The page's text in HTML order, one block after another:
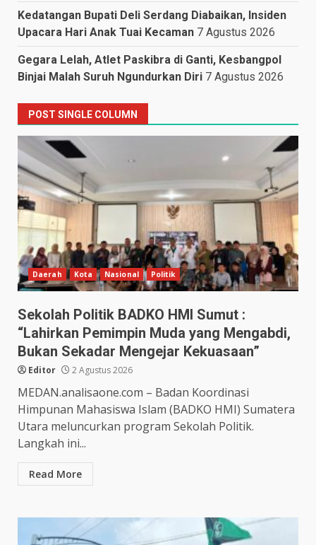
Kedatangan Bupati Deli Serdang Diabaikan, Insiden
Upacara Hari Anak Tuai Kecaman 7 Agustus 2026
Gegara Lelah, Atlet Paskibra di Ganti, Kesbangpol
Binjai Malah Suruh Ngundurkan Diri 7 Agustus 2026
POST SINGLE COLUMN
Daerah Kota Nasional Politik
Sekolah Politik BADKO HMI Sumut :
“Lahirkan Pemimpin Muda yang Mengabdi,
Bukan Sekadar Mengejar Kekuasaan”
Editor 2 Agustus 2026
MEDAN.analisaone.com – Badan Koordinasi
Himpunan Mahasiswa Islam (BADKO HMI) Sumatera
Utara meluncurkan program Sekolah Politik.
Langkah ini...
Read More